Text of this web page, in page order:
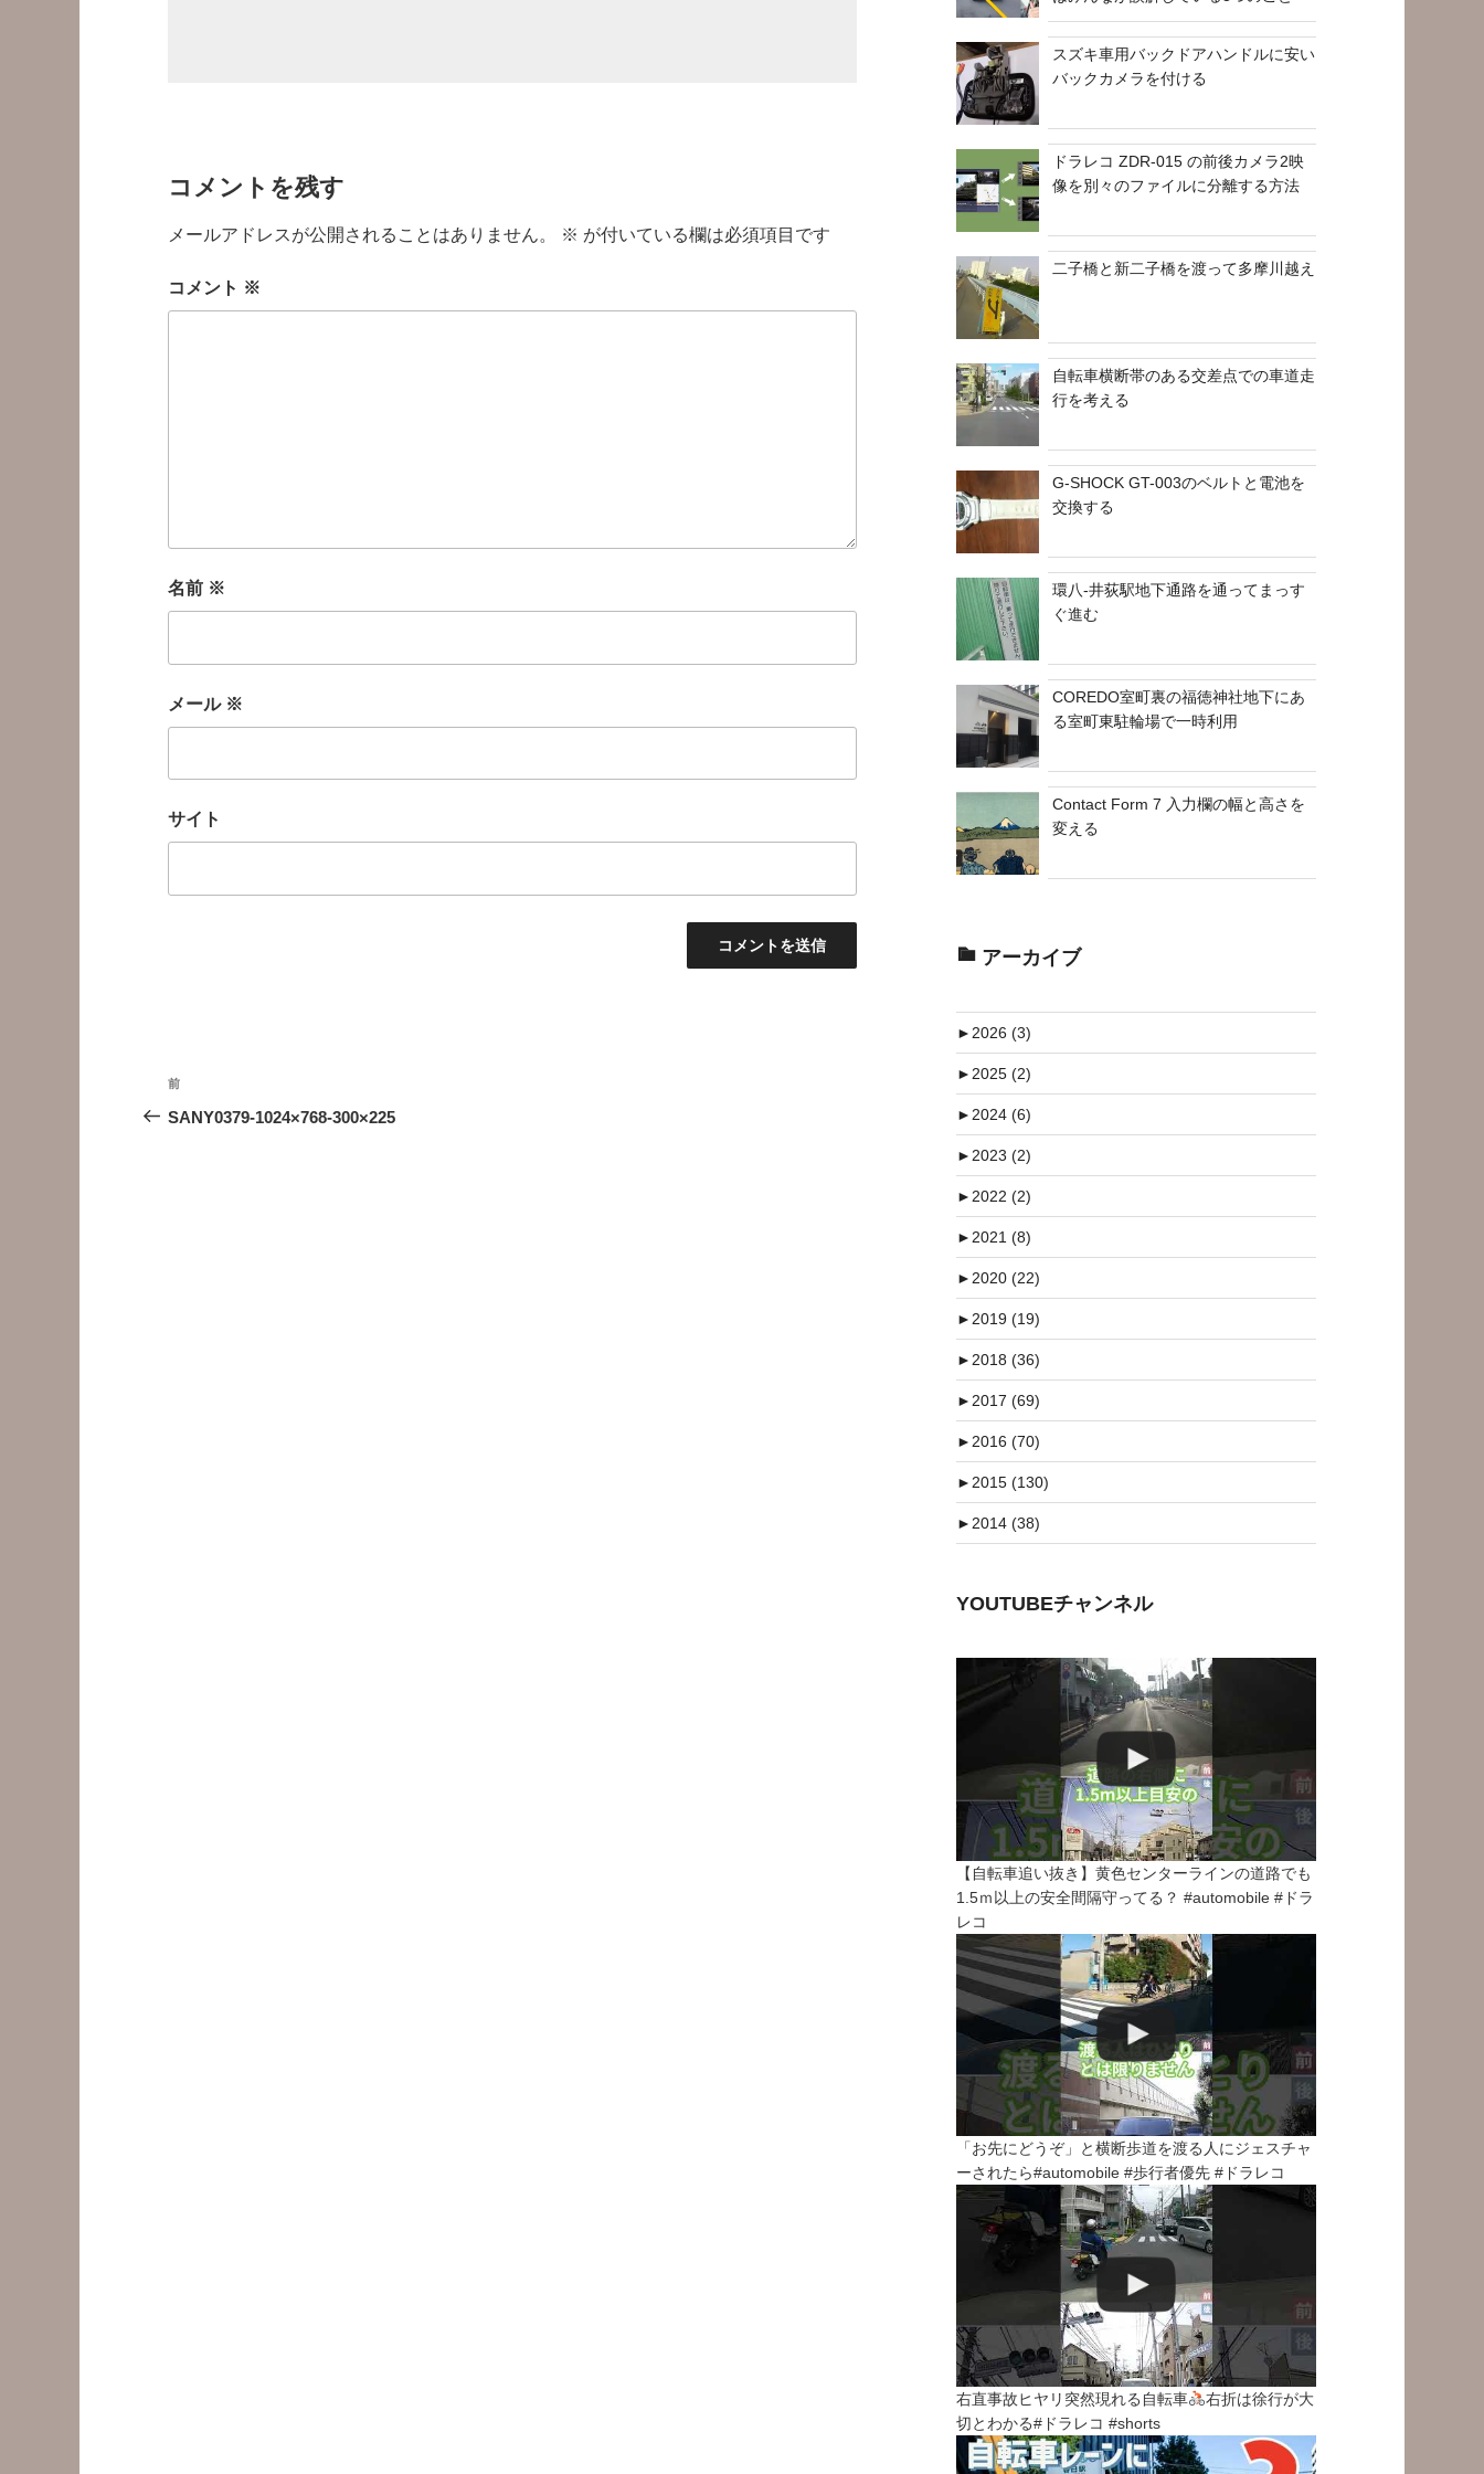
コメントを残す
メールアドレスが公開されることはありません。 ※ が付いている欄は必須項目です
コメント ※
名前 ※
メール ※
サイト
投
稿
前
の
前
SANY0379-1024×768-300×225
スズキ車用バックドアハンドルに安い
バックカメラを付ける
ドラレコ ZDR-015 の前後カメラ2映
像を別々のファイルに分離する方法
二子橋と新二子橋を渡って多摩川越え
自転車横断帯のある交差点での車道走
行を考える
G-SHOCK GT-003のベルトと電池を
交換する
環八-井荻駅地下通路を通ってまっす
ぐ進む
COREDO室町裏の福徳神社地下にあ
る室町東駐輪場で一時利用
Contact Form 7 入力欄の幅と高さを
変える
アーカイブ
►2026 (3)
►2025 (2)
►2024 (6)
►2023 (2)
►2022 (2)
►2021 (8)
►2020 (22)
►2019 (19)
►2018 (36)
►2017 (69)
►2016 (70)
►2015 (130)
►2014 (38)
YOUTUBEチャンネル
【自転車追い抜き】黄色センターラインの道路でも
1.5ｍ以上の安全間隔守ってる？ #automobile #ドラ
レコ
「お先にどうぞ」と横断歩道を渡る人にジェスチャ
ーされたら#automobile #歩行者優先 #ドラレコ
右直事故ヒヤリ突然現れる自転車
右折は徐行が大
切とわかる#ドラレコ #shorts